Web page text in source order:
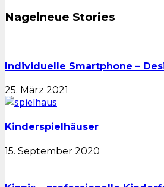
Nagelneue Stories
Individuelle Smartphone –
25. März 2021
Kinderspielhäuser
15. September 2020